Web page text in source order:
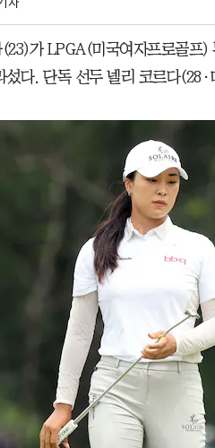
가 LPGA(미국여자프로골프)
섰다. 단독 선두 넬리 코르다